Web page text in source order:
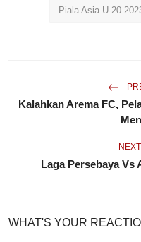
Piala Asia U-20
Kalahkan Arema FC,
Laga Persebaya Vs
WHAT'S YOUR